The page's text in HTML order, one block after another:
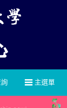
主選單